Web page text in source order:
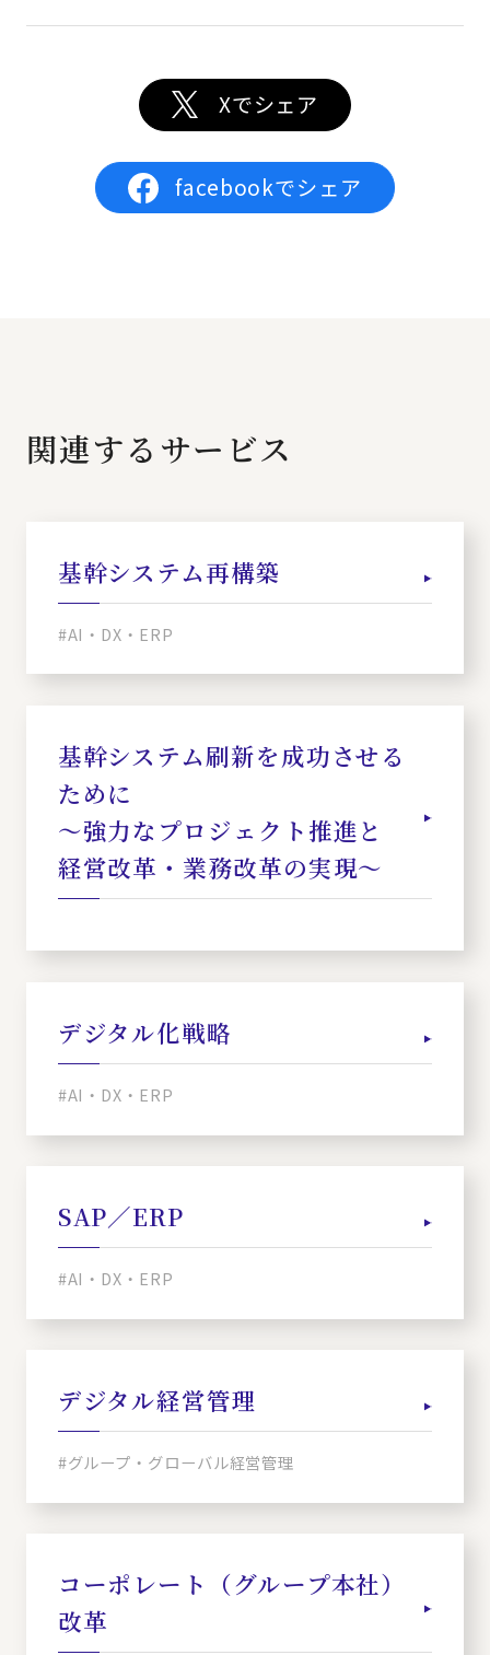
Xでシェア
facebookでシェア
関連するサービス
基幹システム再構築
#AI・DX・ERP
基幹システム刷新を成功させる
ために
～強力なプロジェクト推進と
経営改革・業務改革の実現～
デジタル化戦略
#AI・DX・ERP
SAP／ERP
#AI・DX・ERP
デジタル経営管理
#グループ・グローバル経営管理
コーポレート（グループ本社）
改革